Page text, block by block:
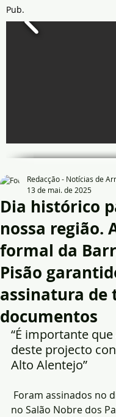
Pub.
Dia histórico
nossa região.
formal da
Pisão
assinatura de
documentos
Redacção - Notícias de
13 de mai. de 2025
“É importante
deste projecto
Alto Alentejo”
Foram assinados no
no Salão Nobre dos